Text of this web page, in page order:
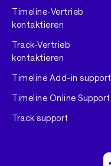
Timeline-Vertrieb
kontaktieren
Track-Vertrieb
kontaktieren
Timeline Add-in support
Timeline Online Support
Track support